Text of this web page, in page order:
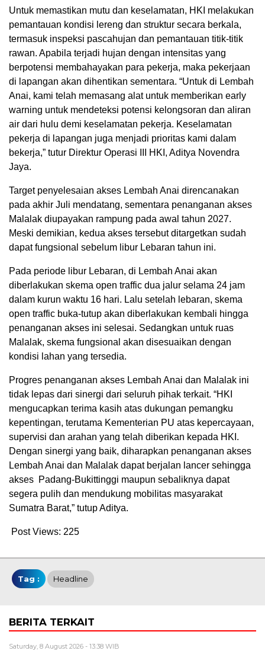
Untuk memastikan mutu dan keselamatan, HKI melakukan
pemantauan kondisi lereng dan struktur secara berkala,
termasuk inspeksi pascahujan dan pemantauan titik-titik
rawan. Apabila terjadi hujan dengan intensitas yang
berpotensi membahayakan para pekerja, maka pekerjaan
di lapangan akan dihentikan sementara. “Untuk di Lembah
Anai, kami telah memasang alat untuk memberikan early
warning untuk mendeteksi potensi kelongsoran dan aliran
air dari hulu demi keselamatan pekerja. Keselamatan
pekerja di lapangan juga menjadi prioritas kami dalam
bekerja,” tutur Direktur Operasi III HKI, Aditya Novendra
Jaya.
Target penyelesaian akses Lembah Anai direncanakan
pada akhir Juli mendatang, sementara penanganan akses
Malalak diupayakan rampung pada awal tahun 2027.
Meski demikian, kedua akses tersebut ditargetkan sudah
dapat fungsional sebelum libur Lebaran tahun ini.
Pada periode libur Lebaran, di Lembah Anai akan
diberlakukan skema open traffic dua jalur selama 24 jam
dalam kurun waktu 16 hari. Lalu setelah lebaran, skema
open traffic buka-tutup akan diberlakukan kembali hingga
penanganan akses ini selesai. Sedangkan untuk ruas
Malalak, skema fungsional akan disesuaikan dengan
kondisi lahan yang tersedia.
Progres penanganan akses Lembah Anai dan Malalak ini
tidak lepas dari sinergi dari seluruh pihak terkait. “HKI
mengucapkan terima kasih atas dukungan pemangku
kepentingan, terutama Kementerian PU atas kepercayaan,
supervisi dan arahan yang telah diberikan kepada HKI.
Dengan sinergi yang baik, diharapkan penanganan akses
Lembah Anai dan Malalak dapat berjalan lancer sehingga
akses Padang-Bukittinggi maupun sebaliknya dapat
segera pulih dan mendukung mobilitas masyarakat
Sumatra Barat,” tutup Aditya.
Post Views: 225
Tag : Headline
BERITA TERKAIT
Saturday, 8 August 2026 - 13:38 WIB